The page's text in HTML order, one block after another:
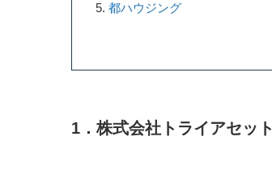
都ハウジング
1．株式会社トライアセット